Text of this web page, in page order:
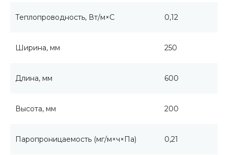
Теплопроводность, Вт/м×С 0,12
Ширина, мм 250
Длина, мм 600
Высота, мм 200
Паропроницаемость (мг/м×ч×Па) 0,21